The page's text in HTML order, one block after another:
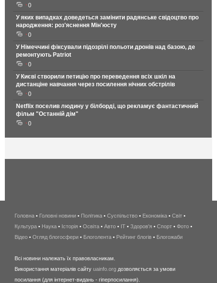
0
У яких випадках доведеться замінити радянське свідоцтво про
народження: роз'яснення Мін'юсту
0
У Німеччині фіксували підозрілі польоти дронів над базою, де
ремонтують Patriot
0
У Києві створили петицію про переведення всіх шкіл на
дистанціне навчання через посилення нічних обстрілів
0
Netflix поселив людину у білборді, що рекламує фантастичний
фільм "Останній дім"
0
беспроводной
интернет
киев
wimax
Головна • Головні новини • Політика • Суспільство • Економіка • Світ •
Культура • Наука • Історія • Освіта • Авто • IT • Здоров'я • Спорт • Фото •
Відео • Огляд блогосфери • Блоголента • Рейтинг блогів • Блогожаби
Всі новини належать їх правовласникам.
Використання матеріалів сайту uainfo.org дозволяється за умови
посилання (для інтернет-видань - гіперпосилання).